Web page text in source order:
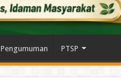
Pengumuman PTSP